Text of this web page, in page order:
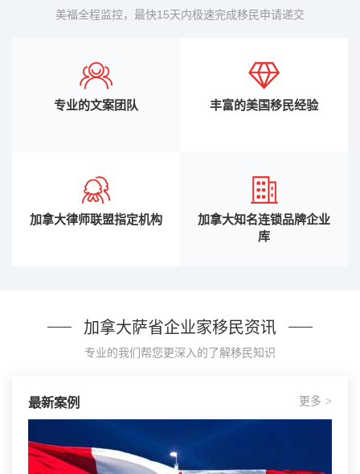
美福全程监控，最快15天内极速完成移民申请递交
专业的文案团队 丰富的美国移民经验
加拿大律师联盟指定机构
加拿大知名连锁品牌企业
库
加拿大萨省企业家移民资讯
专业的我们帮您更深入的了解移民知识
最新案例 更多 >